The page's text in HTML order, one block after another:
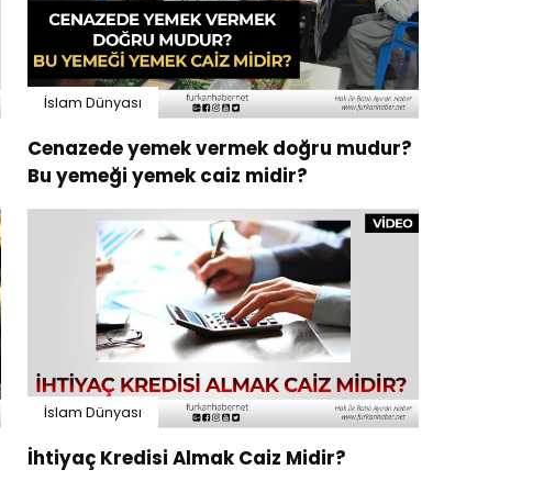
İslam Dünyası
Cenazede yemek vermek doğru mudur?
Bu yemeği yemek caiz midir?
İslam Dünyası
İhtiyaç Kredisi Almak Caiz Midir?